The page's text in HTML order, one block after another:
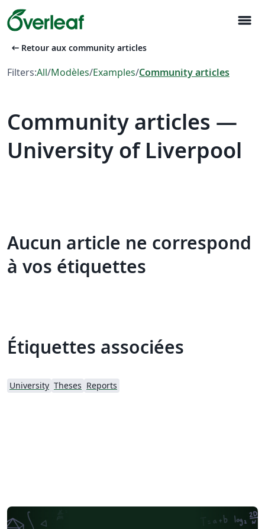
menu
arrow_left_alt Retour aux community articles
Filters:All/Modèles/Examples/Community articles
Community articles —
University of Liverpool
Aucun article ne correspond
à vos étiquettes
Étiquettes associées
University Theses Reports